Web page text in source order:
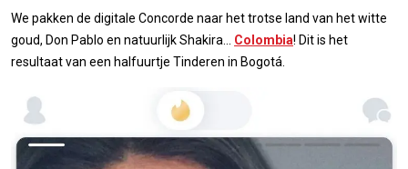
We pakken de digitale Concorde naar het trotse land van het witte
goud, Don Pablo en natuurlijk Shakira... Colombia! Dit is het
resultaat van een halfuurtje Tinderen in Bogotá.